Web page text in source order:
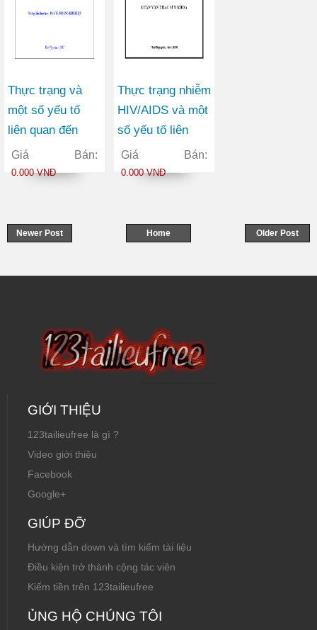
Thực trạng và
một số yếu tố
liên quan đến
kiến thức, thái
độ, hành vi về
Trung học phổ
Giá Bán:
0.000 VNĐ
Thực trạng nhiễm
HIV/AIDS và một
số yếu tố liên
quan ở người
dân tộc thiểu số
nguyện tại Trung
Giá Bán:
0.000 VNĐ
Newer Post Older Post
Home
GIỚI THIỆU
123tailieufree là gì ?
Video giới thiệu
Facebook
Google+
GIÚP ĐỠ
Hướng dẫn down và tìm kiếm tài liệu
Điều kiện trở thành cộng tác viên
Kiếm tiền trên 123tailieufree
ỦNG HỘ CHÚNG TÔI